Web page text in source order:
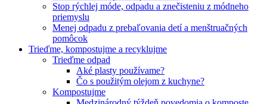
Stop rýchlej móde, odpadu a znečisteniu z módneho
priemyslu
Menej odpadu z prebaľovania detí a menštruačných
pomôcok
Trieďme, kompostujme a recyklujme
Trieďme odpad
Aké plasty používame?
Čo s použitým olejom z kuchyne?
Kompostujme